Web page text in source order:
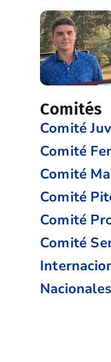
Comités
Comité
Comité
Comité
Comité
Comité
Comité
Nacionales